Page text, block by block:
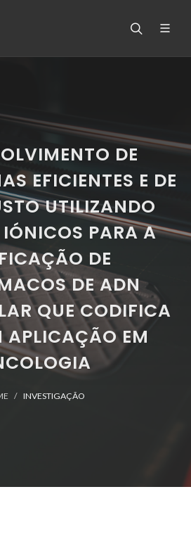
DE
EFICIENTES E DE
UTILIZANDO
PARA A
DE
DE ADN
QUE CODIFICA
APLICAÇÃO EM
INVESTIGAÇÃO